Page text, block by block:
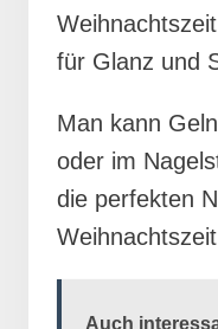
für Glanz und
Man kann
oder im
die perfekten
Auch